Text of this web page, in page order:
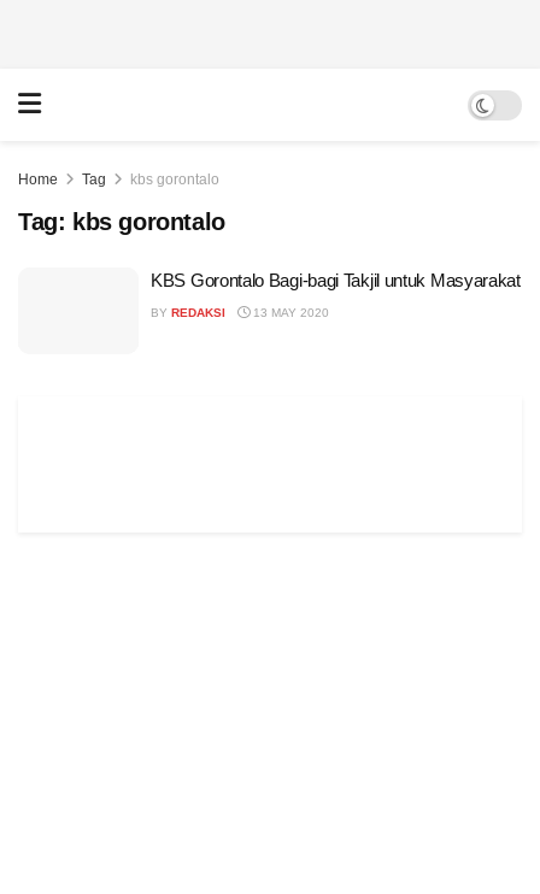
Home Tag kbs gorontalo
Tag: kbs gorontalo
KBS Gorontalo Bagi-bagi Takjil untuk Masyarakat
BY REDAKSI 13 MAY 2020